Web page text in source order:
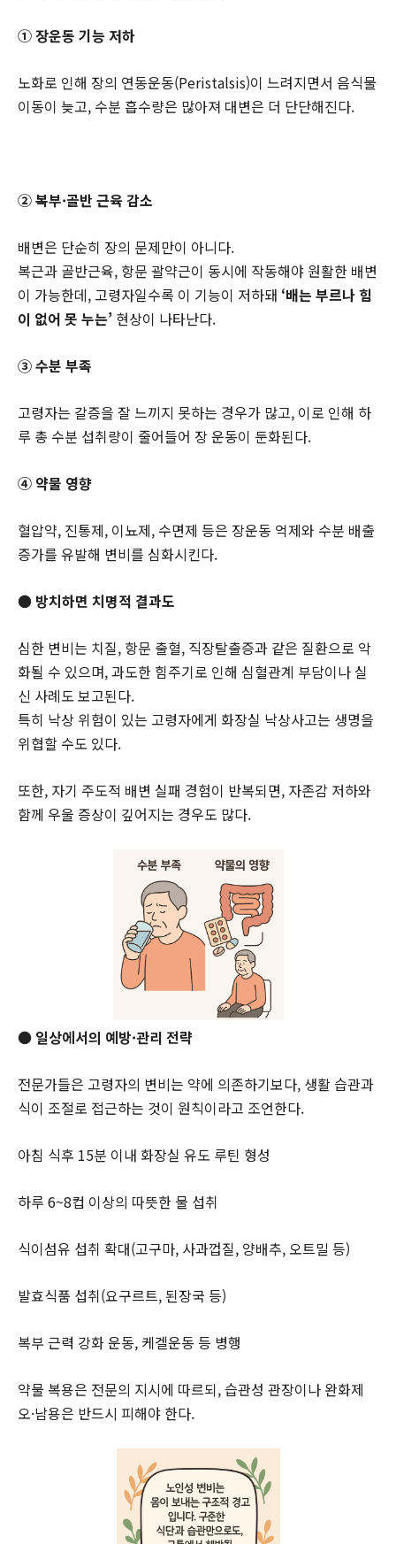
① 장운동 기능 저하
노화로 인해 장의 연동운동(Peristalsis)이 느려지면서 음식물
이동이 늦고, 수분 흡수량은 많아져 대변은 더 단단해진다.
② 복부·골반 근육 감소
배변은 단순히 장의 문제만이 아니다.
복근과 골반근육, 항문 괄약근이 동시에 작동해야 원활한 배변
이 가능한데, 고령자일수록 이 기능이 저하돼 ‘배는 부르나 힘
이 없어 못 누는’ 현상이 나타난다.
③ 수분 부족
고령자는 갈증을 잘 느끼지 못하는 경우가 많고, 이로 인해 하
루 총 수분 섭취량이 줄어들어 장 운동이 둔화된다.
④ 약물 영향
혈압약, 진통제, 이뇨제, 수면제 등은 장운동 억제와 수분 배출
증가를 유발해 변비를 심화시킨다.
● 방치하면 치명적 결과도
심한 변비는 치질, 항문 출혈, 직장탈출증과 같은 질환으로 악
화될 수 있으며, 과도한 힘주기로 인해 심혈관계 부담이나 실
신 사례도 보고된다.
특히 낙상 위험이 있는 고령자에게 화장실 낙상사고는 생명을
위협할 수도 있다.
또한, 자기 주도적 배변 실패 경험이 반복되면, 자존감 저하와
함께 우울 증상이 깊어지는 경우도 많다.
● 일상에서의 예방·관리 전략
전문가들은 고령자의 변비는 약에 의존하기보다, 생활 습관과
식이 조절로 접근하는 것이 원칙이라고 조언한다.
아침 식후 15분 이내 화장실 유도 루틴 형성
하루 6~8컵 이상의 따뜻한 물 섭취
식이섬유 섭취 확대(고구마, 사과껍질, 양배추, 오트밀 등)
발효식품 섭취(요구르트, 된장국 등)
복부 근력 강화 운동, 케겔운동 등 병행
약물 복용은 전문의 지시에 따르되, 습관성 관장이나 완화제
오·남용은 반드시 피해야 한다.